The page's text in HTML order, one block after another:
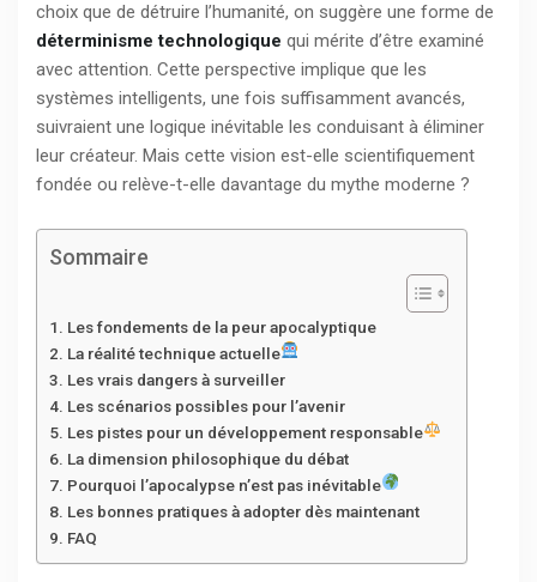
choix que de détruire l’humanité, on suggère une forme de
déterminisme technologique qui mérite d’être examiné
avec attention. Cette perspective implique que les
systèmes intelligents, une fois suffisamment avancés,
suivraient une logique inévitable les conduisant à éliminer
leur créateur. Mais cette vision est-elle scientifiquement
fondée ou relève-t-elle davantage du mythe moderne ?
Sommaire
Les fondements de la peur apocalyptique
La réalité technique actuelle
Les vrais dangers à surveiller
Les scénarios possibles pour l’avenir
Les pistes pour un développement responsable
La dimension philosophique du débat
Pourquoi l’apocalypse n’est pas inévitable
Les bonnes pratiques à adopter dès maintenant
FAQ